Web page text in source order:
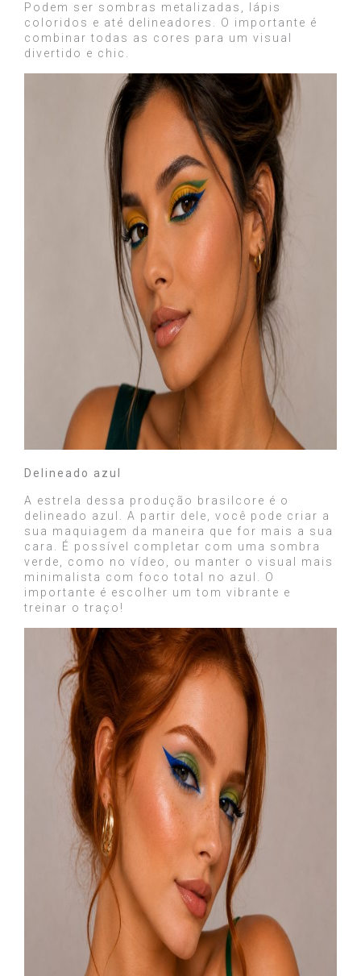
Podem ser sombras metalizadas, lápis
coloridos e até delineadores. O importante é
combinar todas as cores para um visual
divertido e chic.
Delineado azul
A estrela dessa produção brasilcore é o
delineado azul. A partir dele, você pode criar a
sua maquiagem da maneira que for mais a sua
cara. É possível completar com uma sombra
verde, como no vídeo, ou manter o visual mais
minimalista com foco total no azul. O
importante é escolher um tom vibrante e
treinar o traço!